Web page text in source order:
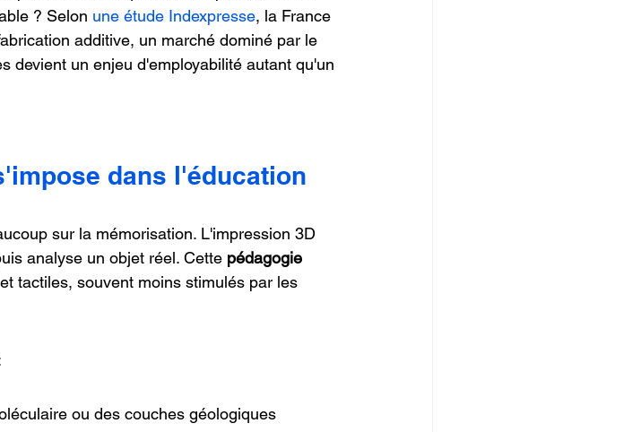
? Selon une étude Indexpresse, la France
additive, un marché dominé par le
devient un enjeu d'employabilité autant qu'un
dans l'éducation
sur la mémorisation. L'impression 3D
analyse un objet réel. Cette pédagogie
tactiles, souvent moins stimulés par les
ou des couches géologiques